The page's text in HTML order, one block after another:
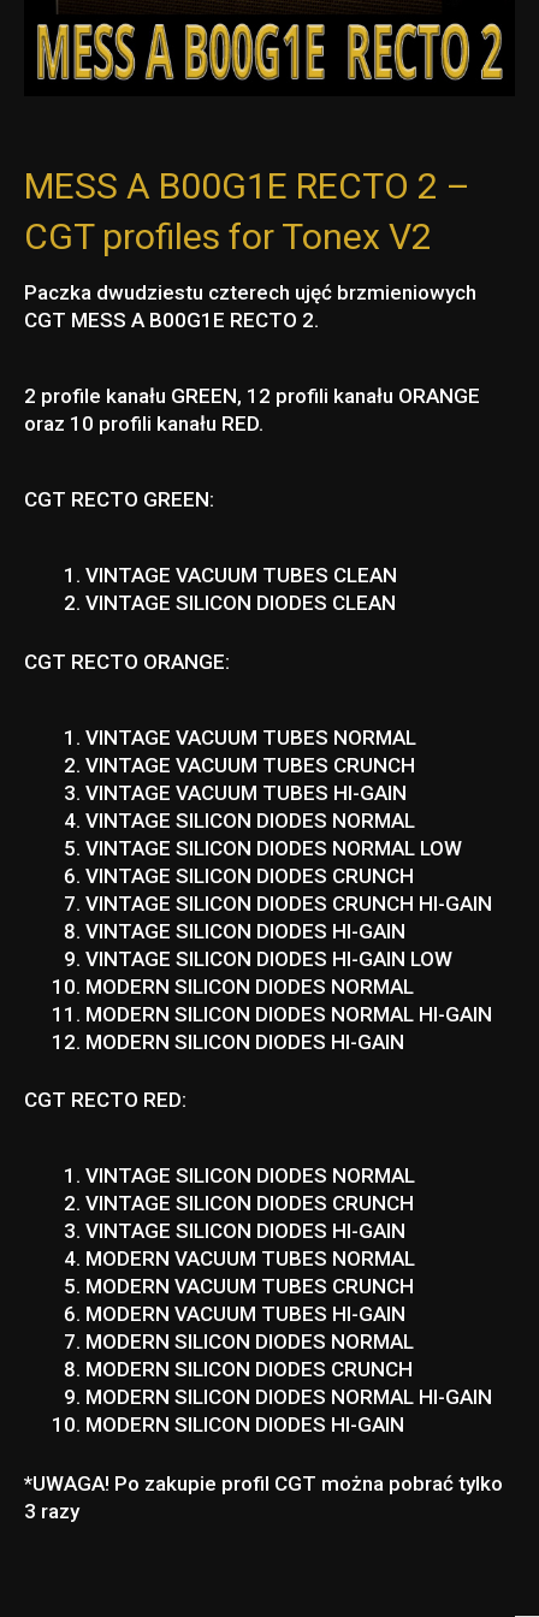
MESS A B00G1E RECTO 2 –
CGT profiles for Tonex V2
Paczka dwudziestu czterech ujęć brzmieniowych
CGT MESS A B00G1E RECTO 2.
2 profile kanału GREEN, 12 profili kanału ORANGE
oraz 10 profili kanału RED.
CGT RECTO GREEN:
VINTAGE VACUUM TUBES CLEAN
VINTAGE SILICON DIODES CLEAN
CGT RECTO ORANGE:
VINTAGE VACUUM TUBES NORMAL
VINTAGE VACUUM TUBES CRUNCH
VINTAGE VACUUM TUBES HI-GAIN
VINTAGE SILICON DIODES NORMAL
VINTAGE SILICON DIODES NORMAL LOW
VINTAGE SILICON DIODES CRUNCH
VINTAGE SILICON DIODES CRUNCH HI-GAIN
VINTAGE SILICON DIODES HI-GAIN
VINTAGE SILICON DIODES HI-GAIN LOW
MODERN SILICON DIODES NORMAL
MODERN SILICON DIODES NORMAL HI-GAIN
MODERN SILICON DIODES HI-GAIN
CGT RECTO RED:
VINTAGE SILICON DIODES NORMAL
VINTAGE SILICON DIODES CRUNCH
VINTAGE SILICON DIODES HI-GAIN
MODERN VACUUM TUBES NORMAL
MODERN VACUUM TUBES CRUNCH
MODERN VACUUM TUBES HI-GAIN
MODERN SILICON DIODES NORMAL
MODERN SILICON DIODES CRUNCH
MODERN SILICON DIODES NORMAL HI-GAIN
MODERN SILICON DIODES HI-GAIN
*UWAGA! Po zakupie profil CGT można pobrać tylko
3 razy